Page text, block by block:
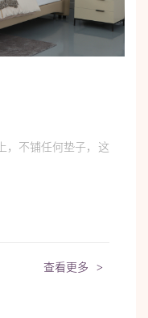
，不铺任何垫子，这
查看更多 >